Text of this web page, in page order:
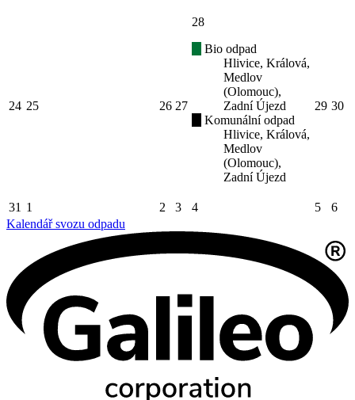
24 25 26 27
28
Bio odpad
Hlivice, Králová,
Medlov
(Olomouc),
Zadní Újezd
Komunální odpad
Hlivice, Králová,
Medlov
(Olomouc),
Zadní Újezd
29 30
31 1 2 3 4 5
6
Kalendář svozu odpadu